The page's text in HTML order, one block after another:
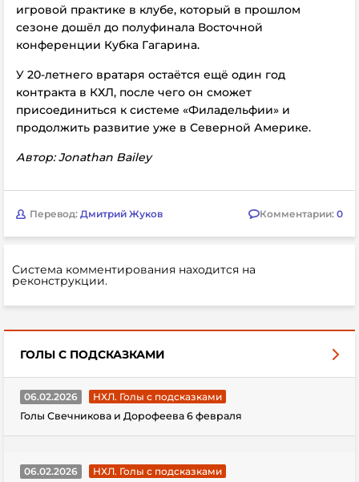
игровой практике в клубе, который в прошлом
сезоне дошёл до полуфинала Восточной
конференции Кубка Гагарина.
У 20-летнего вратаря остаётся ещё один год
контракта в КХЛ, после чего он сможет
присоединиться к системе «Филадельфии» и
продолжить развитие уже в Северной Америке.
Автор: Jonathan Bailey
Перевод: Дмитрий Жуков Комментарии: 0
Система комментирования находится на
реконструкции.
ГОЛЫ С ПОДСКАЗКАМИ
06.02.2026
НХЛ. Голы с подсказками
Голы Свечникова и Дорофеева 6 февраля
06.02.2026
НХЛ. Голы с подсказками